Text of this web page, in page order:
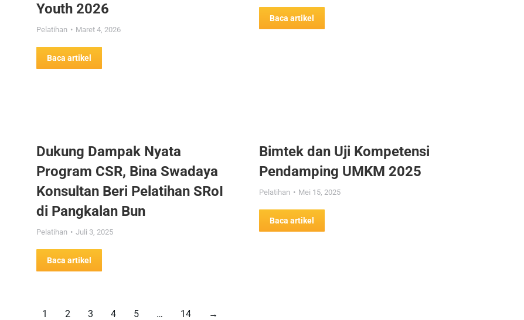
Youth 2026
Pelatihan Maret 4, 2026
Baca artikel
Baca artikel
Dukung Dampak Nyata
Program CSR, Bina Swadaya
Konsultan Beri Pelatihan SRoI
di Pangkalan Bun
Pelatihan Juli 3, 2025
Baca artikel
Bimtek dan Uji Kompetensi
Pendamping UMKM 2025
Pelatihan Mei 15, 2025
Baca artikel
1 2 3 4 5 … 14 →